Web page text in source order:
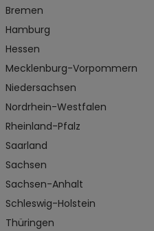
Bremen
Hamburg
Hessen
Mecklenburg-Vorpommern
Niedersachsen
Nordrhein-Westfalen
Rheinland-Pfalz
Saarland
Sachsen
Sachsen-Anhalt
Schleswig-Holstein
Thüringen